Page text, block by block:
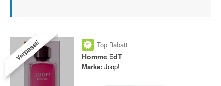
Verpasst! Top Rabatt
Homme EdT
Marke: Joop!